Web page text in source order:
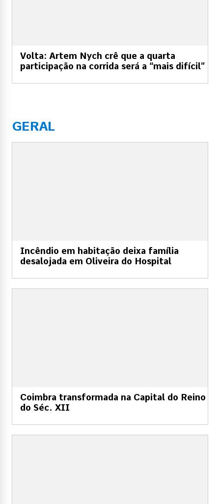
Volta: Artem Nych crê que a quarta
participação na corrida será a “mais difícil”
GERAL
Incêndio em habitação deixa família
desalojada em Oliveira do Hospital
Coimbra transformada na Capital do Reino
do Séc. XII